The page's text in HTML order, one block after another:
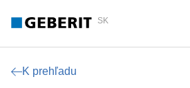
SK
K prehľadu